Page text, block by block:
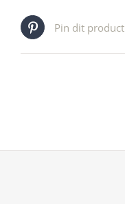
Pin dit product